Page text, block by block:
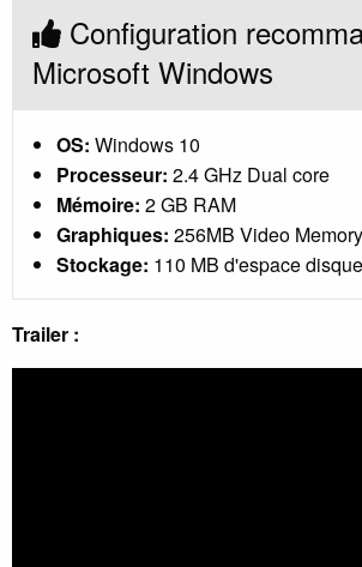
Configuration
Microsoft Windows
OS: Windows 10
Processeur: 2.4 GHz Dual core
Mémoire: 2 GB RAM
Graphiques: 256MB Video Memory
Stockage: 110 MB d'espace
Trailer :